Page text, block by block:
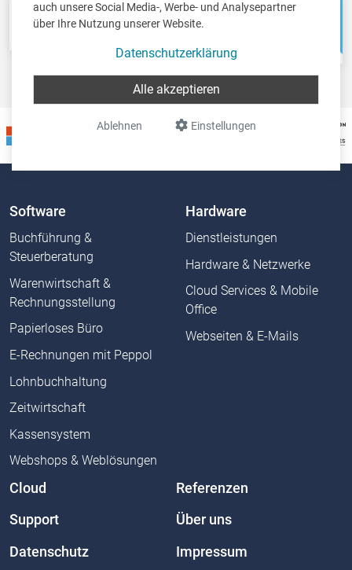
auch unsere Social Media-, Werbe- und Analysepartner
über Ihre Nutzung unserer Website.
Datenschutzerklärung
Einstellungen
Ablehnen
Alle akzeptieren
Pos-in
Kassensystem
Net-in
Webshops &
Software
Buchführung &
Steuerberatung
Warenwirtschaft &
Rechnungsstellung
Papierloses Büro
E-Rechnungen mit Peppol
Lohnbuchhaltung
Zeitwirtschaft
Kassensystem
Webshops & Weblösungen
Hardware
Dienstleistungen
Hardware & Netzwerke
Cloud Services & Mobile
Office
Webseiten & E-Mails
Cloud Referenzen
Support Über uns
Datenschutz Impressum